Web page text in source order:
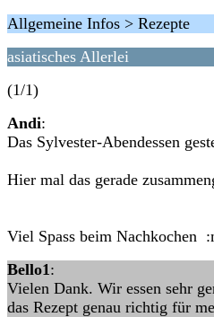
Allgemeine Infos > Rezepte
asiatisches Allerlei
(1/1)
Andi:
Das Sylvester-Abendessen
Hier mal das gerade
Viel Spass beim Nachkochen
Bello1:
Vielen Dank. Wir essen sehr
das Rezept genau richtig für